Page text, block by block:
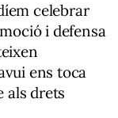
celebrar
i defensa
ens toca
als drets